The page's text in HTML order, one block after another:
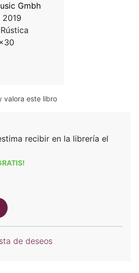
Gmbh
2019
Rústica
valora este libro
recibir en la librería el
de deseos